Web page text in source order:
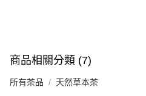
商品相關分類 (7)
所有茶品 天然草本茶